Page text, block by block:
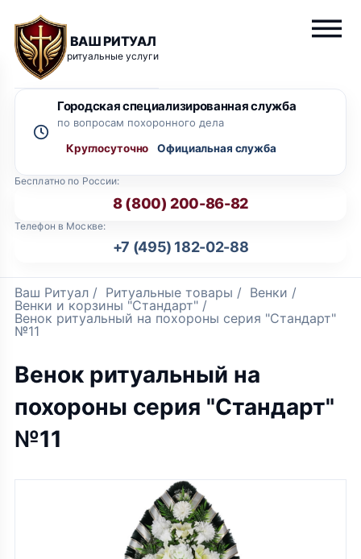
ВАШ РИТУАЛ
ритуальные услуги
Бесплатно по России:
8 (800) 200-86-82
Телефон в Москве:
+7 (495) 182-02-88
Городская специализированная служба
по вопросам похоронного дела
Круглосуточно
Ваш Ритуал / Ритуальные товары / Венки /
Венки и корзины "Стандарт" /
Венок ритуальный на похороны серия "Стандарт"
№11
Венок ритуальный на
похороны серия "Стандарт"
№11